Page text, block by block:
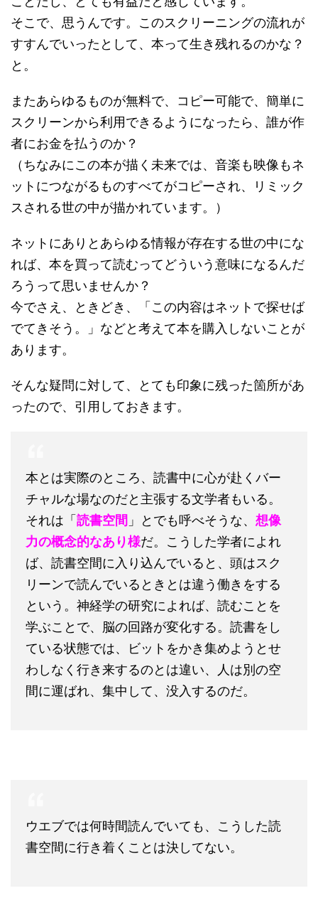
そこで、思うんです。このスクリーニングの流れが
すすんでいったとして、本って生き残れるのかな？
と。
またあらゆるものが無料で、コピー可能で、簡単に
スクリーンから利用できるようになったら、誰が作
者にお金を払うのか？
（ちなみにこの本が描く未来では、音楽も映像もネ
ットにつながるものすべてがコピーされ、リミック
スされる世の中が描かれています。）
ネットにありとあらゆる情報が存在する世の中にな
れば、本を買って読むってどういう意味になるんだ
ろうって思いませんか？
今でさえ、ときどき、「この内容はネットで探せば
でてきそう。」などと考えて本を購入しないことが
あります。
そんな疑問に対して、とても印象に残った箇所があ
ったので、引用しておきます。
本とは実際のところ、読書中に心が赴くバー
チャルな場なのだと主張する文学者もいる。
それは「 読書空間 」とでも呼べそうな、 想像
力の概念的なあり様だ。こうした学者によれ
ば、読書空間に入り込んでいると、頭はスク
リーンで読んでいるときとは違う働きをする
という。神経学の研究によれば、読むことを
学ぶことで、脳の回路が変化する。読書をし
ている状態では、ビットをかき集めようとせ
わしなく行き来するのとは違い、人は別の空
間に運ばれ、集中して、没入するのだ。
ウエブでは何時間読んでいても、こうした読
書空間に行き着くことは決してない。